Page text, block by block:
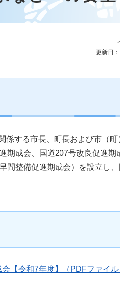
更新日
係する市長、町長および市（
期成会、国道207号改良促進期
間整備促進期成会）を設立し
【令和7年度】（PDFファイル